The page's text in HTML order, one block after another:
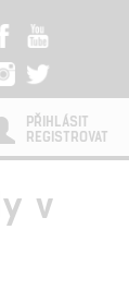
PŘIHLÁSIT
REGISTROVAT
v